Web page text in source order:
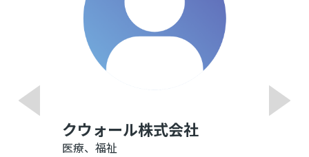
クウォール株式会社
医療、福祉